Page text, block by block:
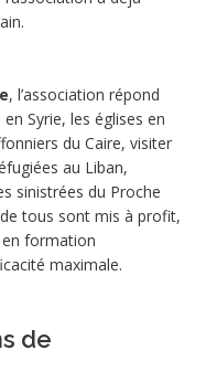
, l’association répond
Syrie, les églises en
du Caire, visiter
au Liban,
sinistrées du Proche
tous sont mis à profit,
formation
maximale.
de